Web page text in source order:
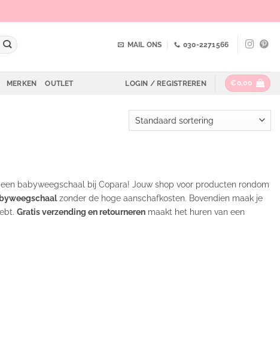
MAIL ONS 030-2271566
MERKEN OUTLET LOGIN / REGISTREREN €0,00
babyweegschaal bij Copara! Jouw shop voor producten rondom
zonder de hoge aanschafkosten. Bovendien maak je
Gratis verzending en retourneren maakt het huren van een